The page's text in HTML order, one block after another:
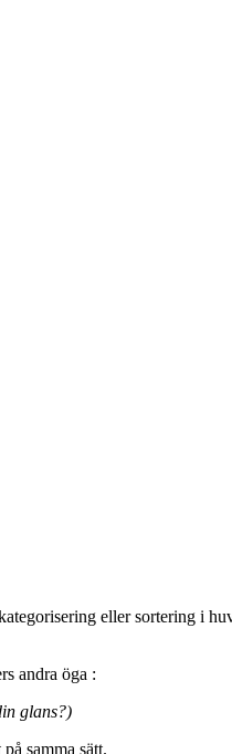
eller sortering i
andra öga :
glans?)
samma sätt.